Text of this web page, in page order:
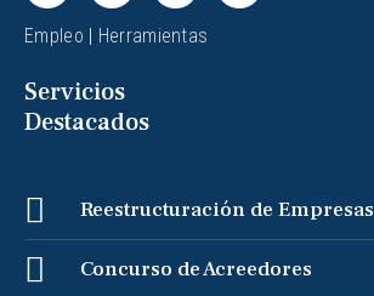
Empleo | Herramientas
Servicios
Destacados
Reestructuración de Empresas
Concurso de Acreedores